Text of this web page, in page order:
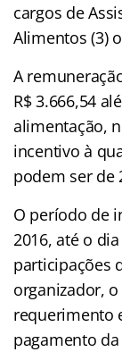
cargos de
Alimentos (3)
A
R$ 3.666,54
alimentação,
incentivo à
podem ser de
O período de
2016, até o
participações
organizador,
requerimento
pagamento da